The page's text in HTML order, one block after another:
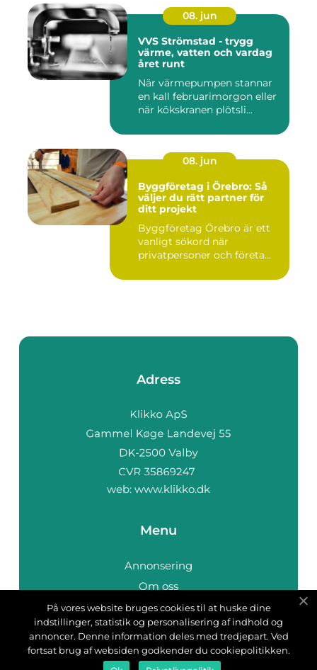
08. jun
VVS Strömstad - trygg
värme, vatten och vardag
året runt
När värmepumpen stannar
en kall februarimorgon eller
när kökskranen plötsli...
08. jun
Byggföretag i Örebro: Så
väljer du rätt partner för
ditt projekt
Byggföretag Örebro är ett
vanligt sökord när
privatpersoner och företa...
Adress
web: www.klikko.dk
Menu
Annonsering
Om oss
Cookies
Kontakta oss
Sitemap
På vores website bruges cookies til at huske dine
indstillinger, statistik og personalisering af indhold og
annoncer. Denne information deles med tredjepart. Ved
fortsat brug af websiden godkender du cookiepolitikken.